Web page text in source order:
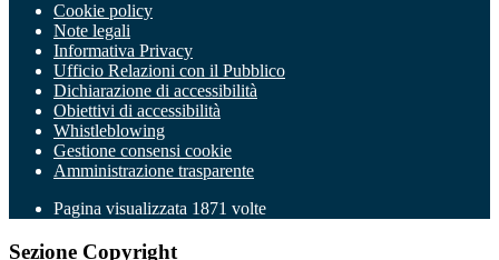
Cookie policy
Note legali
Informativa Privacy
Ufficio Relazioni con il Pubblico
Dichiarazione di accessibilità
Obiettivi di accessibilità
Whistleblowing
Gestione consensi cookie
Amministrazione trasparente
Pagina visualizzata 1871 volte
Sezione Copyright